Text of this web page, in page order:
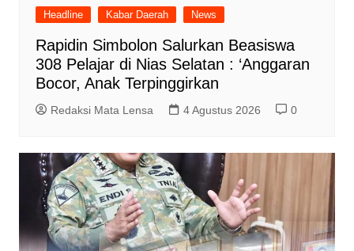
Headline Kabar Daerah News
Rapidin Simbolon Salurkan Beasiswa
308 Pelajar di Nias Selatan : ‘Anggaran
Bocor, Anak Terpinggirkan
Redaksi Mata Lensa 4 Agustus 2026 0